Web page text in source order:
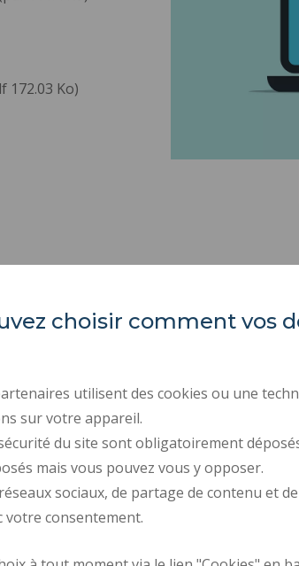
172.03 Ko)
Têtes
CEDEX 9
RECRUTEMENTS
DONNÉES
GESTION DES COOKIES
choisir comment vos
utilisent des cookies ou une
sur votre appareil.
du site sont obligatoirement
mais vous pouvez vous y opposer.
sociaux, de partage de contenu et de
consentement.